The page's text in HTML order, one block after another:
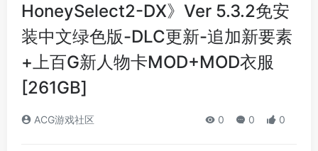
HoneySelect2-DX》Ver 5.3.2免安
装中文绿色版-DLC更新-追加新要素
+上百G新人物卡MOD+MOD衣服
[261GB]
ACG游戏社区 0 0 0